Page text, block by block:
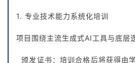
1. 专业技术能力系统化培训
项目围绕主流生成式AI工具与底层
颁发证书：培训合格后将获得由